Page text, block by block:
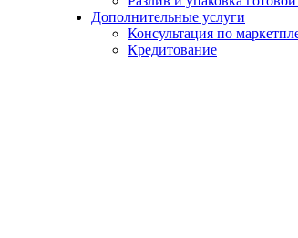
Дополнительные услуги
Консультация по
Кредитование